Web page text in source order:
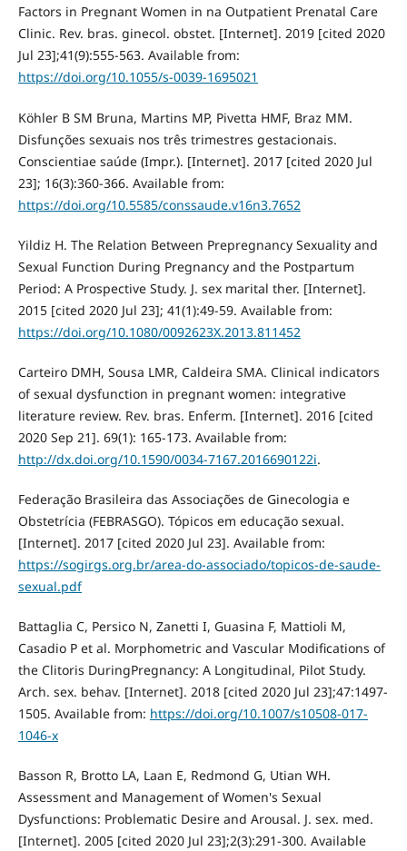
Factors in Pregnant Women in na Outpatient Prenatal Care
Clinic. Rev. bras. ginecol. obstet. [Internet]. 2019 [cited 2020
Jul 23];41(9):555-563. Available from:
https://doi.org/10.1055/s-0039-1695021
Köhler B SM Bruna, Martins MP, Pivetta HMF, Braz MM.
Disfunções sexuais nos três trimestres gestacionais.
Conscientiae saúde (Impr.). [Internet]. 2017 [cited 2020 Jul
23]; 16(3):360-366. Available from:
https://doi.org/10.5585/conssaude.v16n3.7652
Yildiz H. The Relation Between Prepregnancy Sexuality and
Sexual Function During Pregnancy and the Postpartum
Period: A Prospective Study. J. sex marital ther. [Internet].
2015 [cited 2020 Jul 23]; 41(1):49-59. Available from:
https://doi.org/10.1080/0092623X.2013.811452
Carteiro DMH, Sousa LMR, Caldeira SMA. Clinical indicators
of sexual dysfunction in pregnant women: integrative
literature review. Rev. bras. Enferm. [Internet]. 2016 [cited
2020 Sep 21]. 69(1): 165-173. Available from:
http://dx.doi.org/10.1590/0034-7167.2016690122i.
Federação Brasileira das Associações de Ginecologia e
Obstetrícia (FEBRASGO). Tópicos em educação sexual.
[Internet]. 2017 [cited 2020 Jul 23]. Available from:
https://sogirgs.org.br/area-do-associado/topicos-de-saude-
sexual.pdf
Battaglia C, Persico N, Zanetti I, Guasina F, Mattioli M,
Casadio P et al. Morphometric and Vascular Modifications of
the Clitoris DuringPregnancy: A Longitudinal, Pilot Study.
Arch. sex. behav. [Internet]. 2018 [cited 2020 Jul 23];47:1497-
1505. Available from: https://doi.org/10.1007/s10508-017-
1046-x
Basson R, Brotto LA, Laan E, Redmond G, Utian WH.
Assessment and Management of Women's Sexual
Dysfunctions: Problematic Desire and Arousal. J. sex. med.
[Internet]. 2005 [cited 2020 Jul 23];2(3):291-300. Available